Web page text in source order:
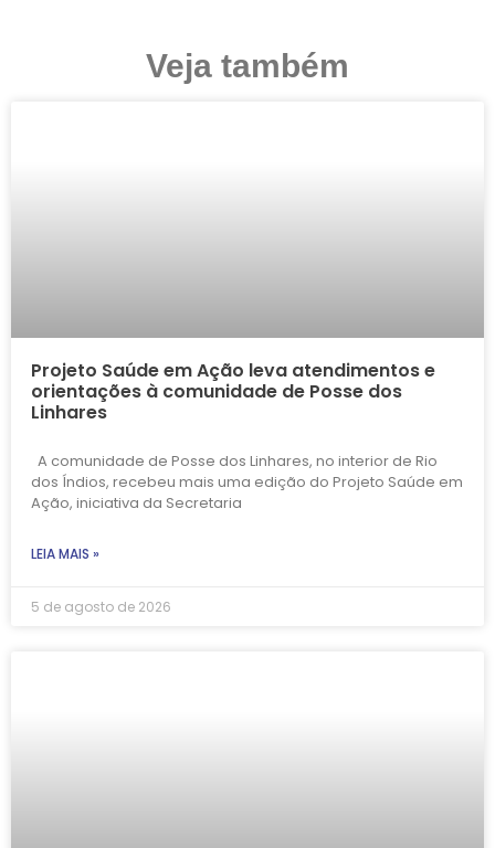
Veja também
Projeto Saúde em Ação leva atendimentos e
orientações à comunidade de Posse dos
Linhares
A comunidade de Posse dos Linhares, no interior de Rio
dos Índios, recebeu mais uma edição do Projeto Saúde em
Ação, iniciativa da Secretaria
LEIA MAIS »
5 de agosto de 2026